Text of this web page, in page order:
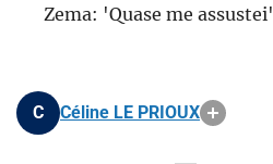
Zema: 'Quase me assustei'
C Céline LE PRIOUX